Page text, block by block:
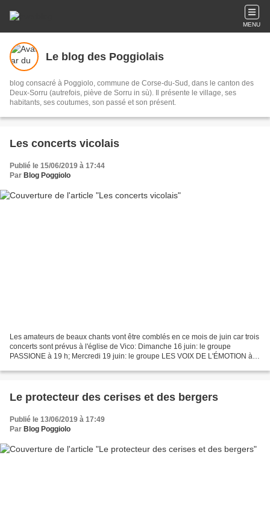
MENU
Le blog des Poggiolais
blog consacré à Poggiolo, commune de Corse-du-Sud, dans le canton des
Deux-Sorru (autrefois, piève de Sorru in sù). Il présente le village, ses
habitants, ses coutumes, son passé et son présent.
Les concerts vicolais
Publié le 15/06/2019 à 17:44
Par Blog Poggiolo
Les amateurs de beaux chants vont être comblés en ce mois de juin car trois
concerts sont prévus à l'église de Vico: Dimanche 16 juin: le groupe
PASSIONE à 19 h; Mercredi 19 juin: le groupe LES VOIX DE L'ÉMOTION à
Le protecteur des cerises et des bergers
Publié le 13/06/2019 à 17:49
Par Blog Poggiolo